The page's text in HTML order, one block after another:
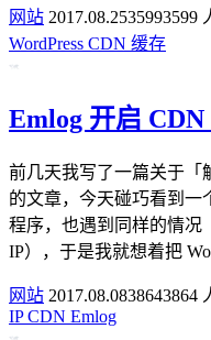
网站 2017.08.2535993599
WordPress CDN 缓存
Emlog 开启
前几天我写了一篇关于「
的文章，今天碰巧看到一
程序，也遇到同样的情况
IP），于是我就想着把
网站 2017.08.0838643864
IPCDN Emlog